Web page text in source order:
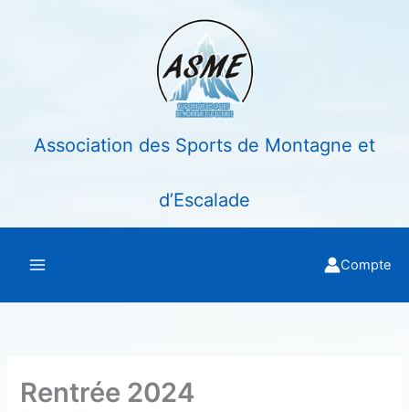
Association des Sports de Montagne et
d’Escalade
Compte
Rentrée 2024